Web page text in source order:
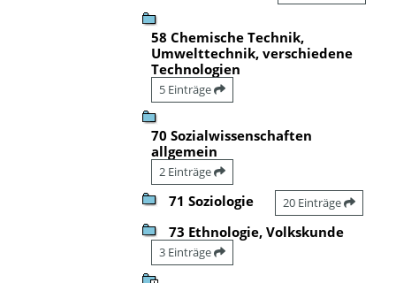
58 Chemische Technik,
Umwelttechnik, verschiedene
Technologien
5 Einträge
70 Sozialwissenschaften
allgemein
2 Einträge
71 Soziologie 20 Einträge
73 Ethnologie, Volkskunde
3 Einträge